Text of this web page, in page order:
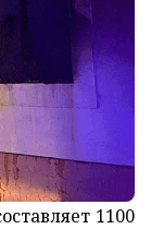
1100